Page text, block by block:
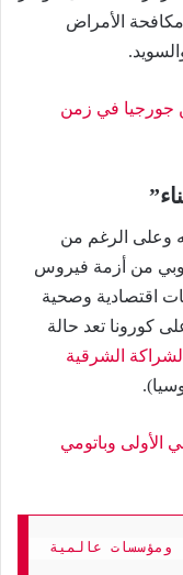
في مكافحة الأمراض
جورجيا في زمن
وعلى الرغم من
من أزمة فيروس
اقتصادية وصحية
كورونا تعد حالة
الشراكة الشرقية
الأولى وباتومي
ومؤسسات عالمية